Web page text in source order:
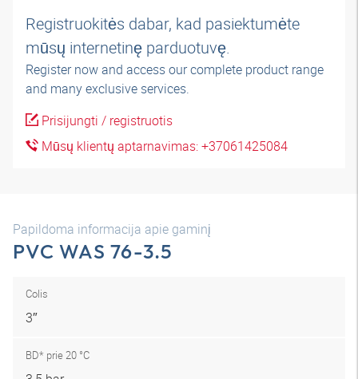
Registruokitės dabar, kad pasiektumėte
mūsų internetinę parduotuvę.
Register now and access our complete product range
and many exclusive services.
Prisijungti / registruotis
Mūsų klientų aptarnavimas: +37061425084
Papildoma informacija apie gaminį
PVC WAS 76-3.5
Colis
3″
BD* prie 20 °C